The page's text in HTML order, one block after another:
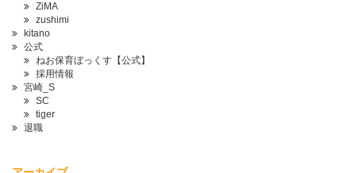
ZiMA
zushimi
kitano
公式
ねお保育ぼっくす【公式】
採用情報
宮崎_S
SC
tiger
退職